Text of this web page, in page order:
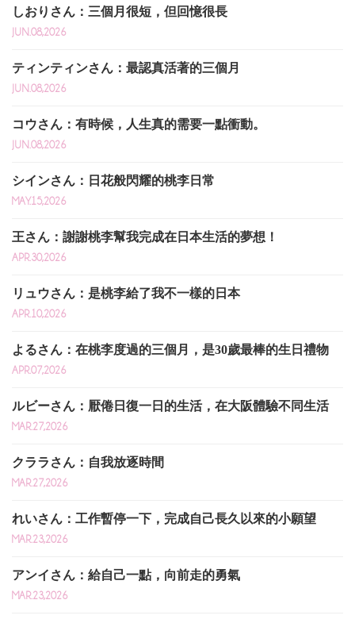
しおりさん：三個月很短，但回憶很長
JUN.08,2026
ティンティンさん：最認真活著的三個月
JUN.08,2026
コウさん：有時候，人生真的需要一點衝動。
JUN.08,2026
シインさん：日花般閃耀的桃李日常
MAY.15,2026
王さん：謝謝桃李幫我完成在日本生活的夢想！
APR.30,2026
リュウさん：是桃李給了我不一樣的日本
APR.10,2026
よるさん：在桃李度過的三個月，是30歲最棒的生日禮物
APR.07,2026
ルビーさん：厭倦日復一日的生活，在大阪體驗不同生活
MAR.27,2026
クララさん：自我放逐時間
MAR.27,2026
れいさん：工作暫停一下，完成自己長久以來的小願望
MAR.23,2026
アンイさん：給自己一點，向前走的勇氣
MAR.23,2026